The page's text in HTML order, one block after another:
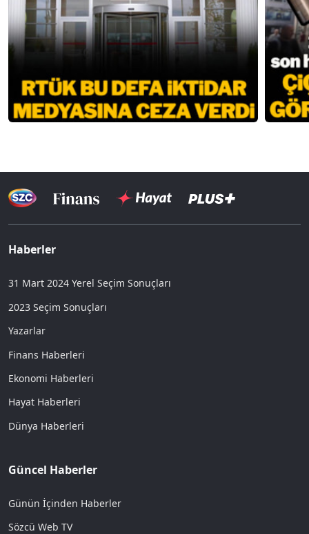
Haberler
31 Mart 2024 Yerel Seçim Sonuçları
2023 Seçim Sonuçları
Yazarlar
Finans Haberleri
Ekonomi Haberleri
Hayat Haberleri
Dünya Haberleri
Güncel Haberler
Günün İçinden Haberler
Sözcü Web TV